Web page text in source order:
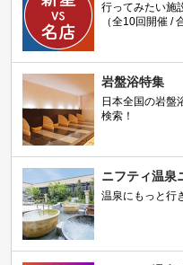
行ってみたい施
（全10回開催 /
岩盤浴特集
日本全国の岩盤
検索！
ニフティ温泉
温泉にもっと行